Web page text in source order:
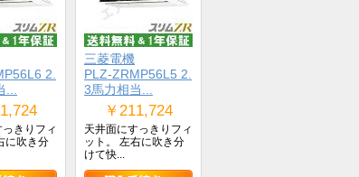
2.
きりフィ
に吹き分
三菱電機
PLZ-ZRMP56L5 2.
3馬力相当...
￥211,724
天井面にすっきりフィ
ット。 左右に吹き分
けて快...